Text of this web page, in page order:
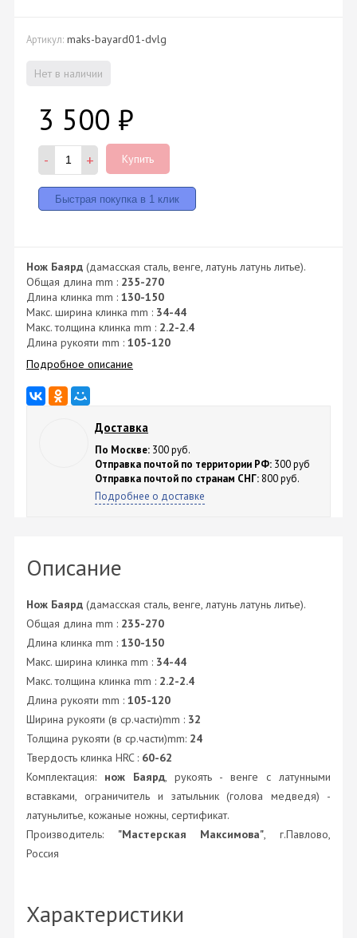
Артикул: maks-bayard01-dvlg
Нет в наличии
3 500 ₽
- + Купить
Нож Баярд (дамасская сталь, венге, латунь латунь литье).
Общая длина mm : 235-270
Длина клинка mm : 130-150
Макс. ширина клинка mm : 34-44
Макс. толщина клинка mm : 2.2-2.4
Длина рукояти mm : 105-120
Подробное описание
Доставка
По Москве: 300 руб.
Отправка почтой по территории РФ: 300 руб
Отправка почтой по странам СНГ: 800 руб.
Подробнее о доставке
Описание
Нож Баярд (дамасская сталь, венге, латунь латунь литье).
Общая длина mm : 235-270
Длина клинка mm : 130-150
Макс. ширина клинка mm : 34-44
Макс. толщина клинка mm : 2.2-2.4
Длина рукояти mm : 105-120
Ширина рукояти (в ср.части)mm : 32
Толщина рукояти (в ср.части)mm: 24
Твердость клинка HRC : 60-62
Комплектация: нож Баярд, рукоять - венге с латунными
вставками, ограничитель и затыльник (голова медведя) -
латуньлитье, кожаные ножны, сертификат.
Производитель: "Мастерская Максимова", г.Павлово,
Россия
Характеристики